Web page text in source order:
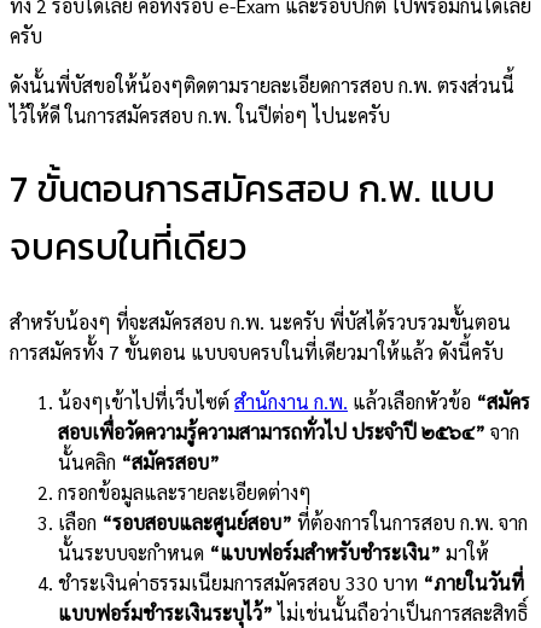
ทั้ง 2 รอบได้เลย คือทั้งรอบ e-Exam และรอบปกติ ไปพร้อมกันได้เลย
ครับ
ดังนั้นพี่บัสขอให้น้องๆติดตามรายละเอียดการสอบ ก.พ. ตรงส่วนนี้
ไว้ให้ดี ในการสมัครสอบ ก.พ. ในปีต่อๆ ไปนะครับ
7 ขั้นตอนการสมัครสอบ ก.พ. แบบ
จบครบในที่เดียว
สำหรับน้องๆ ที่จะสมัครสอบ ก.พ. นะครับ พี่บัสได้รวบรวมขั้นตอน
การสมัครทั้ง 7 ขั้นตอน แบบจบครบในที่เดียวมาให้แล้ว ดังนี้ครับ
น้องๆเข้าไปที่เว็บไซต์ สำนักงาน ก.พ. แล้วเลือกหัวข้อ “สมัคร
สอบเพื่อวัดความรู้ความสามารถทั่วไป ประจำปี ๒๕๖๔” จาก
นั้นคลิก “สมัครสอบ”
กรอกข้อมูลและรายละเอียดต่างๆ
เลือก “รอบสอบและศูนย์สอบ” ที่ต้องการในการสอบ ก.พ. จาก
นั้นระบบจะกำหนด “แบบฟอร์มสำหรับชำระเงิน” มาให้
ชำระเงินค่าธรรมเนียมการสมัครสอบ 330 บาท “ภายในวันที่
แบบฟอร์มชำระเงินระบุไว้”ไม่เช่นนั้นถือว่าเป็นการสละสิทธิ์